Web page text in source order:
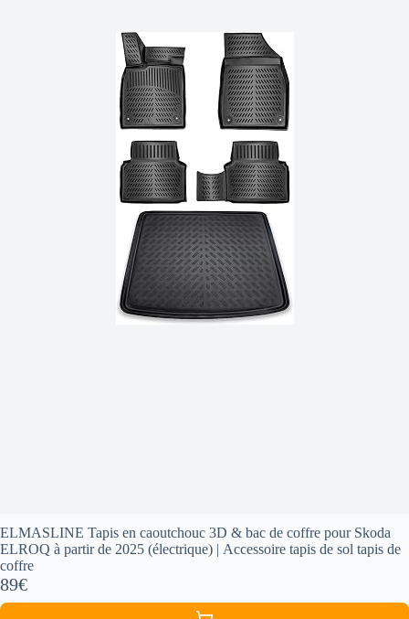
ELMASLINE Tapis en caoutchouc 3D & bac de coffre pour Skoda
ELROQ à partir de 2025 (électrique) | Accessoire tapis de sol tapis de
coffre
89€